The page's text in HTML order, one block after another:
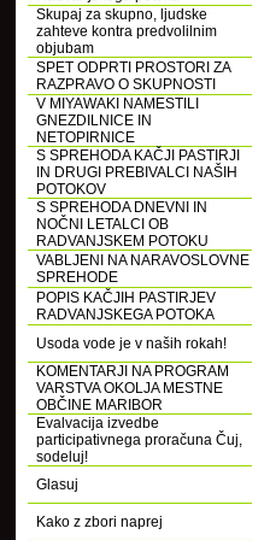
Skupaj za skupno, ljudske
zahteve kontra predvolilnim
objubam
SPET ODPRTI PROSTORI ZA
RAZPRAVO O SKUPNOSTI
V MIYAWAKI NAMESTILI
GNEZDILNICE IN
NETOPIRNICE
S SPREHODA KAČJI PASTIRJI
IN DRUGI PREBIVALCI NAŠIH
POTOKOV
S SPREHODA DNEVNI IN
NOČNI LETALCI OB
RADVANJSKEM POTOKU
VABLJENI NA NARAVOSLOVNE
SPREHODE
POPIS KAČJIH PASTIRJEV
RADVANJSKEGA POTOKA
Usoda vode je v naših rokah!
KOMENTARJI NA PROGRAM
VARSTVA OKOLJA MESTNE
OBČINE MARIBOR
Evalvacija izvedbe
participativnega proračuna Čuj,
sodeluj!
Glasuj
Kako z zbori naprej